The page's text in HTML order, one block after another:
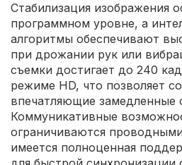
Стабилизация изображения
программном уровне, а
алгоритмы обеспечивают
при дрожании рук или
съемки достигает до 240
режиме HD, что позволяет
впечатляющие замедленные
Коммуникативные
ограничиваются
имеется полноценная